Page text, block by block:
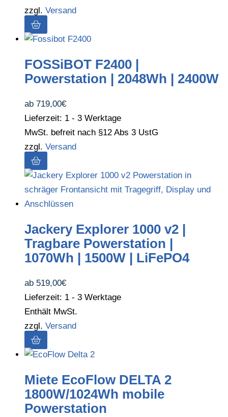
zzgl. Versand
FOSSiBOT F2400 |
Powerstation | 2048Wh | 2400W
ab 719,00€
Lieferzeit: 1 - 3 Werktage
MwSt. befreit nach §12 Abs 3 UstG
zzgl. Versand
Jackery Explorer 1000 v2 |
Tragbare Powerstation |
1070Wh | 1500W | LiFePO4
ab 519,00€
Lieferzeit: 1 - 3 Werktage
Enthält MwSt.
zzgl. Versand
Miete EcoFlow DELTA 2
1800W/1024Wh mobile
Powerstation